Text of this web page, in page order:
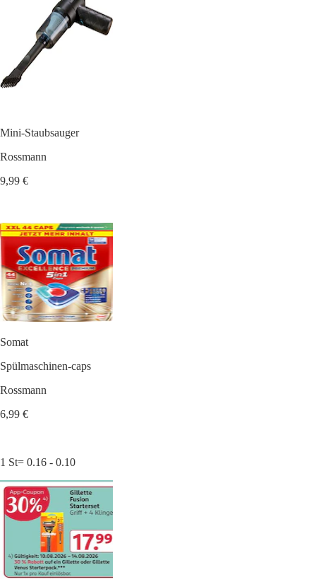
Mini-Staubsauger
Rossmann
9,99 €
Somat
Spülmaschinen-caps
Rossmann
6,99 €
1 St= 0.16 - 0.10